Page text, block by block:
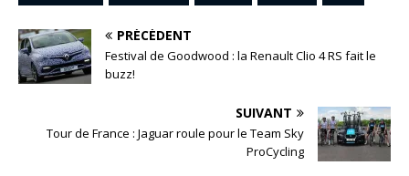
PRÉCÉDENT
Festival de Goodwood : la Renault Clio 4 RS fait le
buzz!
SUIVANT
Tour de France : Jaguar roule pour le Team Sky
ProCycling